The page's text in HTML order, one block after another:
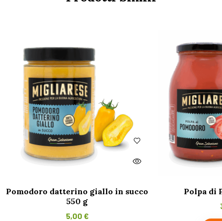
Pomodoro datterino giallo in succo
550 g
5,00 €
Polpa di